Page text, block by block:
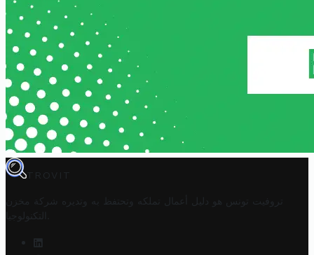
TROVIT
تروفيت تونس هو دليل أعمال تملكه وتحتفظ به وتديره
شركة مخزن
التكنولوجيا